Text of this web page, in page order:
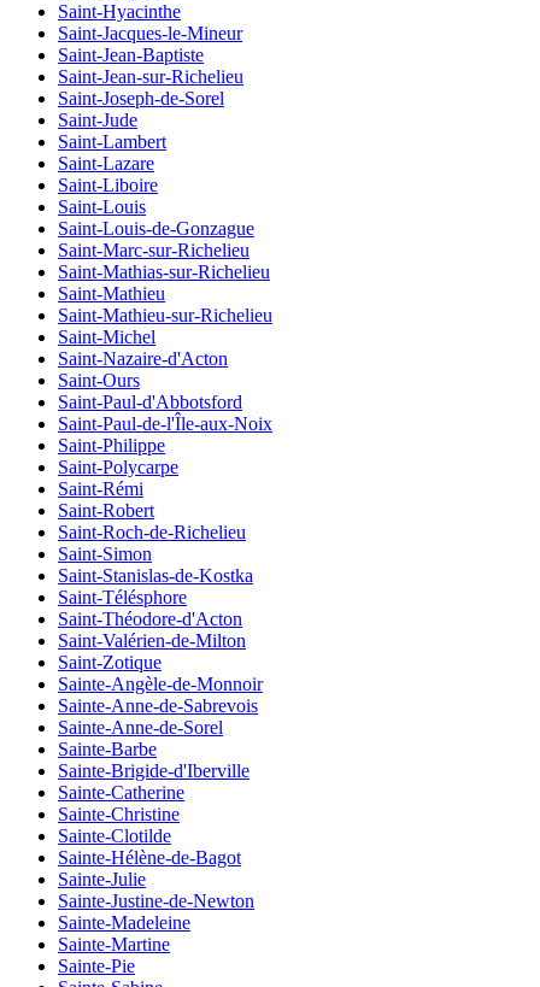
Saint-Hyacinthe
Saint-Jacques-le-Mineur
Saint-Jean-Baptiste
Saint-Jean-sur-Richelieu
Saint-Joseph-de-Sorel
Saint-Jude
Saint-Lambert
Saint-Lazare
Saint-Liboire
Saint-Louis
Saint-Louis-de-Gonzague
Saint-Marc-sur-Richelieu
Saint-Mathias-sur-Richelieu
Saint-Mathieu
Saint-Mathieu-sur-Richelieu
Saint-Michel
Saint-Nazaire-d'Acton
Saint-Ours
Saint-Paul-d'Abbotsford
Saint-Paul-de-l'Île-aux-Noix
Saint-Philippe
Saint-Polycarpe
Saint-Rémi
Saint-Robert
Saint-Roch-de-Richelieu
Saint-Simon
Saint-Stanislas-de-Kostka
Saint-Télésphore
Saint-Théodore-d'Acton
Saint-Valérien-de-Milton
Saint-Zotique
Sainte-Angèle-de-Monnoir
Sainte-Anne-de-Sabrevois
Sainte-Anne-de-Sorel
Sainte-Barbe
Sainte-Brigide-d'Iberville
Sainte-Catherine
Sainte-Christine
Sainte-Clotilde
Sainte-Hélène-de-Bagot
Sainte-Julie
Sainte-Justine-de-Newton
Sainte-Madeleine
Sainte-Martine
Sainte-Pie